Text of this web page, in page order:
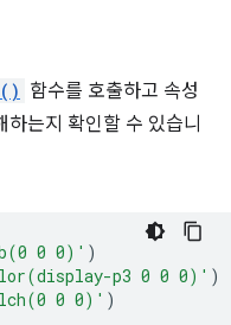
함수를 호출하고 속성
는지 확인할 수 있습니
0 0)' )
p3 0 0 0)' )
0 0)' )